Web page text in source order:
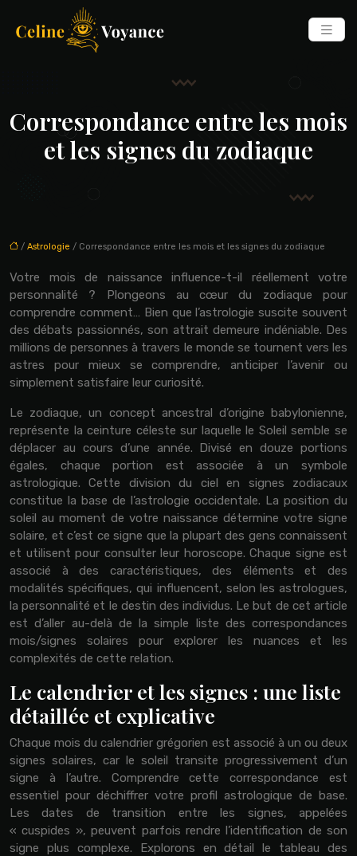
Correspondance entre les mois
et les signes du zodiaque
/ Astrologie / Correspondance entre les mois et les signes du zodiaque
Votre mois de naissance influence-t-il réellement votre
personnalité ? Plongeons au cœur du zodiaque pour
comprendre comment… Bien que l’astrologie suscite souvent
des débats passionnés, son attrait demeure indéniable. Des
millions de personnes à travers le monde se tournent vers les
astres pour mieux se comprendre, anticiper l’avenir ou
simplement satisfaire leur curiosité.
Le zodiaque, un concept ancestral d’origine babylonienne,
représente la ceinture céleste sur laquelle le Soleil semble se
déplacer au cours d’une année. Divisé en douze portions
égales, chaque portion est associée à un symbole
astrologique. Cette division du ciel en signes zodiacaux
constitue la base de l’astrologie occidentale. La position du
soleil au moment de votre naissance détermine votre signe
solaire, et c’est ce signe que la plupart des gens connaissent
et utilisent pour consulter leur horoscope. Chaque signe est
associé à des caractéristiques, des éléments et des
modalités spécifiques, qui influencent, selon les astrologues,
la personnalité et le destin des individus. Le but de cet article
est d’aller au-delà de la simple liste des correspondances
mois/signes solaires pour explorer les nuances et les
complexités de cette relation.
Le calendrier et les signes : une liste
détaillée et explicative
Chaque mois du calendrier grégorien est associé à un ou deux
signes solaires, car le soleil transite progressivement d’un
signe à l’autre. Comprendre cette correspondance est
essentiel pour déchiffrer votre profil astrologique de base.
Les dates de transition entre les signes, appelées
« cuspides », peuvent parfois rendre l’identification de son
signe plus complexe. Explorons en détail le tableau des